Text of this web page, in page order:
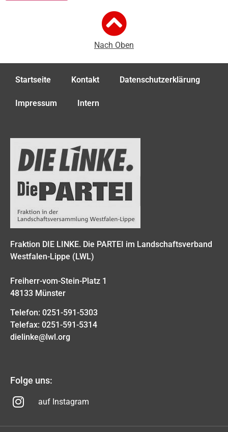
Nach Oben
Startseite Kontakt Datenschutzerklärung
Impressum Intern
Fraktion DIE LINKE. Die PARTEI im Landschaftsverband
Westfalen-Lippe (LWL)
Freiherr-vom-Stein-Platz 1
48133 Münster
Telefon: 0251-591-5303
Telefax: 0251-591-5314
dielinke@lwl.org
Folge uns:
auf Instagram